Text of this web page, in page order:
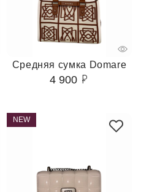
Средняя сумка Domare
4 900
NEW